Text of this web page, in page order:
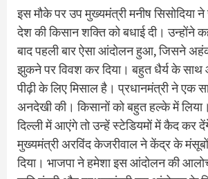
इस मौके पर उप मुख्यमंत्री मनीष सिसोदिया
देश की किसान शक्ति को बधाई दी। उन्होंने
बाद पहली बार ऐसा आंदोलन हुआ, जिसने
झुकने पर विवश कर दिया। बहुत धैर्य के
पीढ़ी के लिए मिसाल है। प्रधानमंत्री ने एक
अनदेखी की। किसानों को बहुत हल्के में
दिल्ली में आएंगे तो उन्हें स्टेडियमों में कैद कर
मुख्यमंत्री अरविंद केजरीवाल ने केंद्र के
दिया। भाजपा ने हमेशा इस आंदोलन की